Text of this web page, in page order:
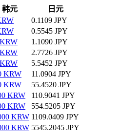
韩元
日元
0.1109 JPY
0.5545 JPY
1.1090 JPY
2.7726 JPY
5.5452 JPY
KRW
11.0904 JPY
KRW
55.4520 JPY
KRW
110.9041 JPY
KRW
554.5205 JPY
KRW 1109.0409 JPY
KRW 5545.2045 JPY